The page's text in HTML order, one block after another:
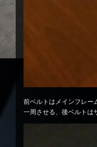
前ベルトはメインフレー
一周させる、後ベルトは